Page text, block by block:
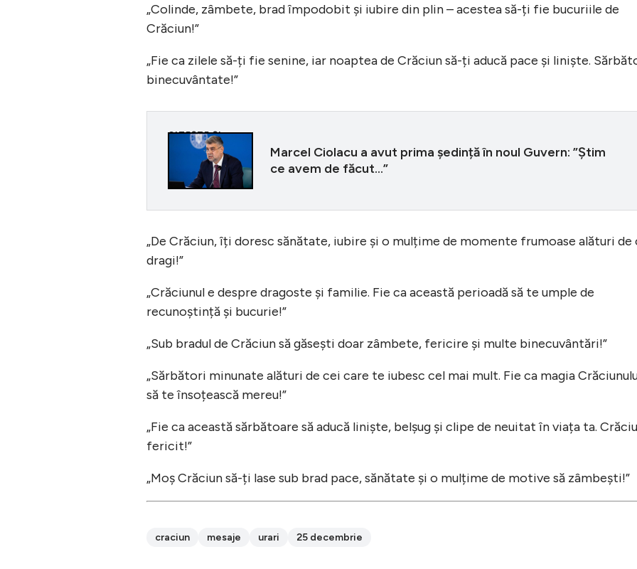
„Colinde, zâmbete, brad împodobit și iubire din plin – acestea să-ți fie bucuriile de
Crăciun!”
„Fie ca zilele să-ți fie senine, iar noaptea de Crăciun să-ți aducă pace și liniște.
binecuvântate!”
CITEȘTE ȘI
Marcel Ciolacu a avut prima ședință în noul Guvern: ”Știm
ce avem de făcut...”
„De Crăciun, îți doresc sănătate, iubire și o mulțime de momente frumoase alături de
dragi!”
„Crăciunul e despre dragoste și familie. Fie ca această perioadă să te umple de
recunoștință și bucurie!”
„Sub bradul de Crăciun să găsești doar zâmbete, fericire și multe binecuvântări!”
„Sărbători minunate alături de cei care te iubesc cel mai mult. Fie ca magia
să te însoțească mereu!”
„Fie ca această sărbătoare să aducă liniște, belșug și clipe de neuitat în viața ta.
fericit!”
„Moș Crăciun să-ți lase sub brad pace, sănătate și o mulțime de motive să zâmbești!”
craciun mesaje urari 25 decembrie